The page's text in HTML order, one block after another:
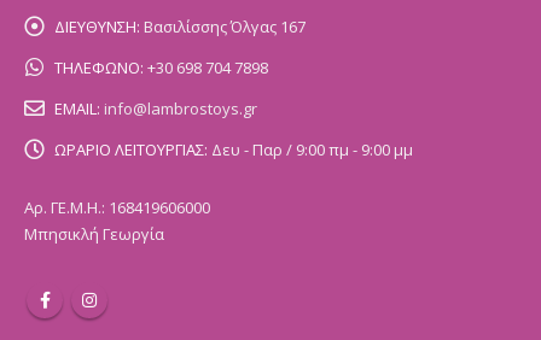
ΔΙΕΥΘΥΝΣΗ: Βασιλίσσης Όλγας 167
ΤΗΛΕΦΩΝΟ: +30 698 704 7898
EMAIL: info@lambrostoys.gr
ΩΡΑΡΙΟ ΛΕΙΤΟΥΡΓΙΑΣ: Δευ - Παρ / 9:00 πμ - 9:00 μμ
Αρ. ΓΕ.Μ.Η.: 168419606000
Μπησικλή Γεωργία